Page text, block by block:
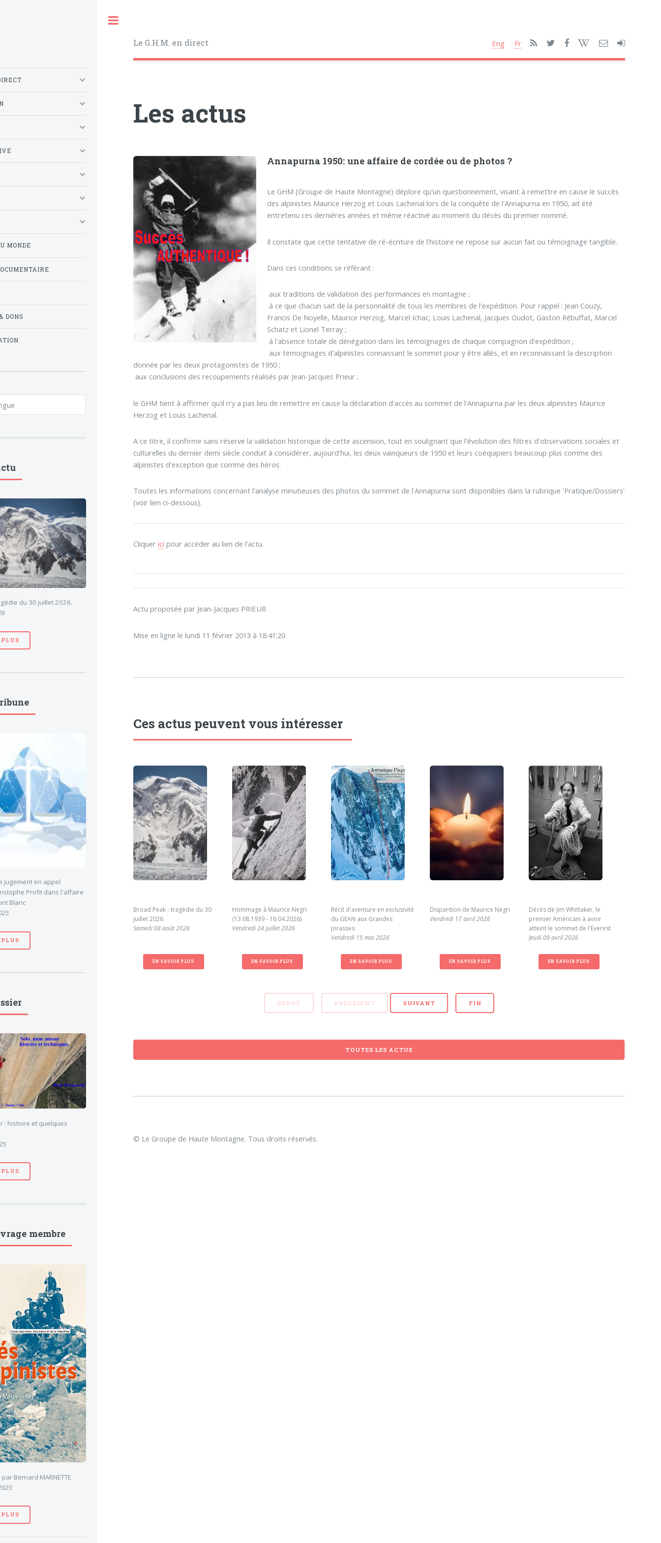
Le G.H.M. en direct Eng Fr
Les actus
Annapurna 1950: une affaire de cordée ou de photos ?
Le GHM (Groupe de Haute Montagne) déplore qu'un questionnement, visant à remettre en cause le succès
des alpinistes Maurice Herzog et Louis Lachenal lors de la conquête de l'Annapurna en 1950, ait été
entretenu ces dernières années et même réactivé au moment du décès du premier nommé.
Il constate que cette tentative de ré-écriture de l'histoire ne repose sur aucun fait ou témoignage tangible.
Dans ces conditions se référant :
 aux traditions de validation des performances en montagne ;
 à ce que chacun sait de la personnalité de tous les membres de l'expédition. Pour rappel : Jean Couzy,
Francis De Noyelle, Maurice Herzog, Marcel Ichac, Louis Lachenal, Jacques Oudot, Gaston Rébuffat, Marcel
Schatz et Lionel Terray ;
 à l'absence totale de dénégation dans les témoignages de chaque compagnon d'expédition ;
 aux témoignages d'alpinistes connaissant le sommet pour y être allés, et en reconnaissant la description
donnée par les deux protagonistes de 1950 ;
 aux conclusions des recoupements réalisés par Jean-Jacques Prieur ;
le GHM tient à affirmer qu'il n'y a pas lieu de remettre en cause la déclaration d'accès au sommet de l'Annapurna par les deux alpinistes Maurice
Herzog et Louis Lachenal.
A ce titre, il confirme sans réserve la validation historique de cette ascension, tout en soulignant que l'évolution des filtres d'observations sociales et
culturelles du dernier demi siècle conduit à considérer, aujourd'hui, les deux vainqueurs de 1950 et leurs coéquipiers beaucoup plus comme des
alpinistes d'exception que comme des héros.
Toutes les informations concernant l'analyse minutieuses des photos du sommet de l'Annapurna sont disponibles dans la rubrique 'Pratique/Dossiers'
(voir lien ci-dessous).
Cliquer ici pour accéder au lien de l'actu.
Actu proposée par Jean-Jacques PRIEUR
Mise en ligne le lundi 11 février 2013 à 18:41:20
Ces actus peuvent vous intéresser
Broad Peak - tragédie du 30
juillet 2026.
Samedi 08 août 2026
EN SAVOIR PLUS
Hommage à Maurice Negri
(13.08.1939 - 16.04.2026)
Vendredi 24 juillet 2026
EN SAVOIR PLUS
Récit d'aventure en exclusivité
du GEAN aux Grandes
Jorasses
Vendredi 15 mai 2026
EN SAVOIR PLUS
Disparition de Maurice Negri
Vendredi 17 avril 2026
EN SAVOIR PLUS
Décès de Jim Whittaker, le
premier Américain à avoir
atteint le sommet de l'Everest
Jeudi 09 avril 2026
EN SAVOIR PLUS
DÉBUT PRÉCÉDENT SUIVANT FIN
TOUTES LES ACTUS
© Le Groupe de Haute Montagne. Tous droits réservés.
MONDE
DONS
du 30 juillet 2026.
PLUS
jugement en appel
Profit dans l'affaire
Blanc
PLUS
: histoire et quelques
PLUS
membre
Bernard MARNETTE
PLUS